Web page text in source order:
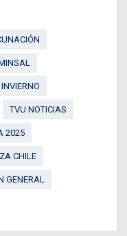
TVU NOTICIAS
2025
CHILE
GENERAL